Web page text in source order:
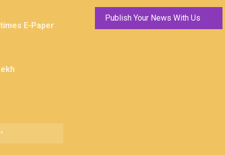
E-Paper
Publish Your News With Us